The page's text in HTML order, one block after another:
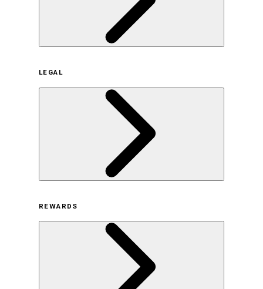
サステナビリティの取り組み（日本）
サステナビリティの取り組み（米国/英語）
ヒストリー
採用情報
LEGAL
オンラインストア利用規約
プライバシーポリシー
特定商取引法に基づく表示
古物営業法に基づく表示
REWARDS